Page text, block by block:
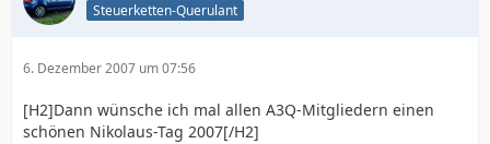
Steuerketten-Querulant
6. Dezember 2007 um 07:56
[H2]Dann wünsche ich mal allen A3Q-Mitgliedern einen
schönen Nikolaus-Tag 2007[/H2]